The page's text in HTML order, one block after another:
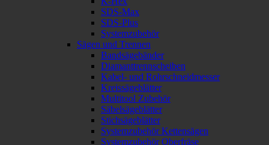
SDS-Max
SDS-Plus
Systemzubehör
Sägen und Trennen
Bandsägebänder
Diamanttrennscheiben
Kabel- und Rohrschneidmesser
Kreissägeblätter
Multitool Zubehör
Säbelsägeblätter
Stichsägeblätter
Systemzubehör Kettensägen
Systemzubehör Oberfräse